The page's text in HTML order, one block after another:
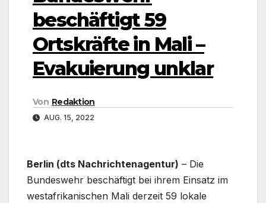
beschäftigt 59
Ortskräfte in Mali –
Evakuierung unklar
Von Redaktion
AUG. 15, 2022
Berlin (dts Nachrichtenagentur) – Die
Bundeswehr beschäftigt bei ihrem Einsatz im
westafrikanischen Mali derzeit 59 lokale